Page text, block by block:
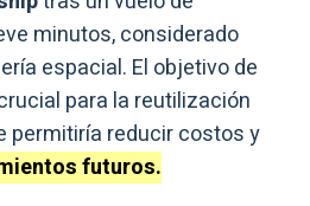
minutos, considerado
espacial. El objetivo de
para la reutilización
permitiría reducir costos y
futuros.